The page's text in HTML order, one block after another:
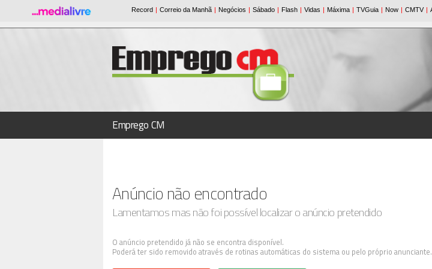
Emprego CM
Anúncio não encontrado
Lamentamos mas não foi possível localizar o anúncio pretendido
O anúncio pretendido já não se encontra disponível.
Poderá ter sido removido através de rotinas automáticas do sistema ou pelo próprio anunciante.